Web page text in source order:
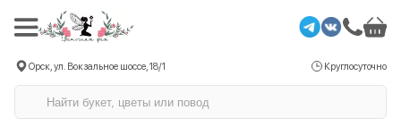
Орск, ул. Вокзальное шоссе, 18/1 Круглосуточно